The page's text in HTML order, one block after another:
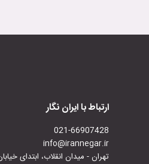
ارتباط با ایران نگار
021-66907428
info@irannegar.ir
تهران - میدان انقلاب، ابتدای خیابان